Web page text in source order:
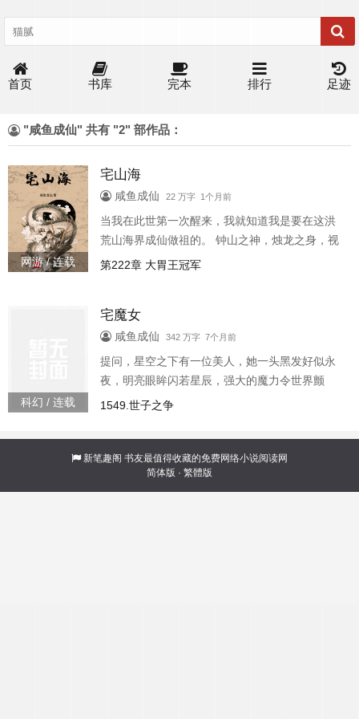
首页 书库 完本 排行 足迹
"咸鱼成仙" 共有 "2" 部作品：
网游 / 连载
宅山海
咸鱼成仙 22 万字 1个月前
当我在此世第一次醒来，我就知道我是要在这洪
荒山海界成仙做祖的。 钟山之神，烛龙之身，视
为昼，眠为夜，吹为冬，嘘为夏，息为风，横压
第222章 大胃王冠军
科幻 / 连载
宅魔女
咸鱼成仙 342 万字 7个月前
提问，星空之下有一位美人，她一头黑发好似永
夜，明亮眼眸闪若星辰，强大的魔力令世界颤
抖，绝世的美貌令众生臣服，这位美人是谁？“没
1549.世子之争
新笔趣阁 书友最值得收藏的免费网络小说阅读网
简体版 · 繁體版